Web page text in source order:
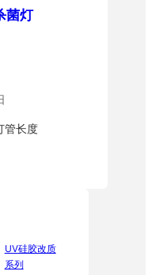
菌灯
管长度
UV硅胶改质
系列